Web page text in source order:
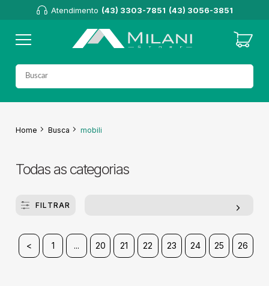
Atendimento (43) 3303-7851 (43) 3056-3851
Home Busca mobili
Todas as categorias
FILTRAR
< 1 ... 20 21 22 23 24 25 26